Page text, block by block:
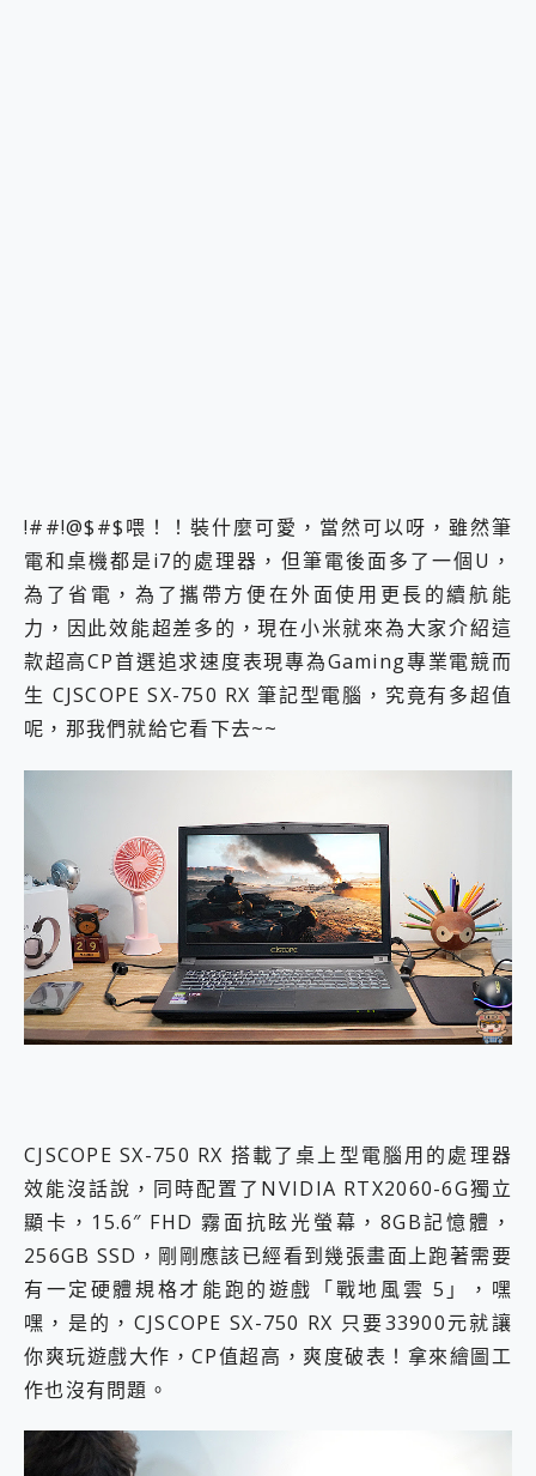
!##!@$#$喂！！裝什麼可愛，當然可以呀，雖然筆
電和桌機都是i7的處理器，但筆電後面多了一個U，
為了省電，為了攜帶方便在外面使用更長的續航能
力，因此效能超差多的，現在小米就來為大家介紹這
款超高CP首選追求速度表現專為Gaming專業電競而
生 CJSCOPE SX-750 RX 筆記型電腦，究竟有多超值
呢，那我們就給它看下去~~
CJSCOPE SX-750 RX 搭載了桌上型電腦用的處理器
效能沒話說，同時配置了NVIDIA RTX2060-6G獨立
顯卡，15.6″ FHD 霧面抗眩光螢幕，8GB記憶體，
256GB SSD，剛剛應該已經看到幾張畫面上跑著需要
有一定硬體規格才能跑的遊戲「戰地風雲 5」，嘿
嘿，是的，CJSCOPE SX-750 RX 只要33900元就讓
你爽玩遊戲大作，CP值超高，爽度破表！拿來繪圖工
作也沒有問題。